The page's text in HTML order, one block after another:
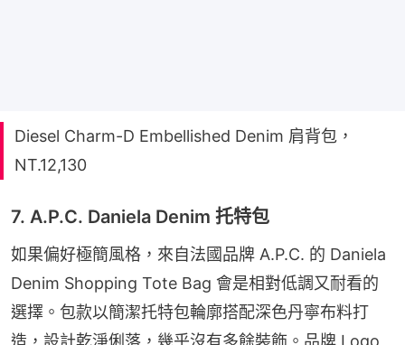
Diesel Charm-D Embellished Denim 肩背包，
NT.12,130
7. A.P.C. Daniela Denim 托特包
如果偏好極簡風格，來自法國品牌 A.P.C. 的 Daniela
Denim Shopping Tote Bag 會是相對低調又耐看的
選擇。包款以簡潔托特包輪廓搭配深色丹寧布料打
造，設計乾淨俐落，幾乎沒有多餘裝飾。品牌 Logo